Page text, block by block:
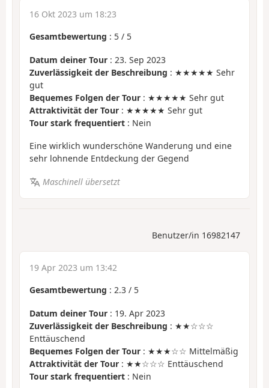
16 Okt 2023 um 18:23
Gesamtbewertung : 5 / 5
Datum deiner Tour : 23. Sep 2023
Zuverlässigkeit der Beschreibung : ★★★★★ Sehr
gut
Bequemes Folgen der Tour : ★★★★★ Sehr gut
Attraktivität der Tour : ★★★★★ Sehr gut
Tour stark frequentiert : Nein
Eine wirklich wunderschöne Wanderung und eine
sehr lohnende Entdeckung der Gegend
Maschinell übersetzt
Benutzer/in 16982147
19 Apr 2023 um 13:42
Gesamtbewertung : 2.3 / 5
Datum deiner Tour : 19. Apr 2023
Zuverlässigkeit der Beschreibung : ★★☆☆☆
Enttäuschend
Bequemes Folgen der Tour : ★★★☆☆ Mittelmäßig
Attraktivität der Tour : ★★☆☆☆ Enttäuschend
Tour stark frequentiert : Nein